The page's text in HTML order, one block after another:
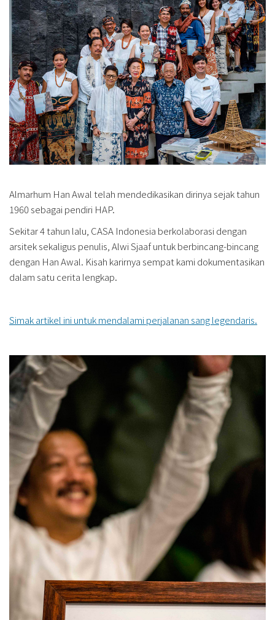
Almarhum Han Awal telah mendedikasikan dirinya sejak tahun
1960 sebagai pendiri HAP.
Sekitar 4 tahun lalu, CASA Indonesia berkolaborasi dengan
arsitek sekaligus penulis, Alwi Sjaaf untuk berbincang-bincang
dengan Han Awal. Kisah karirnya sempat kami dokumentasikan
dalam satu cerita lengkap.
Simak artikel ini untuk mendalami perjalanan sang legendaris.